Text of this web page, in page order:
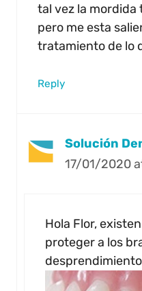
tal vez la mordida
pero me esta
tratamiento de lo
Reply
Solución
17/01/2020
Hola Flor,
proteger a los